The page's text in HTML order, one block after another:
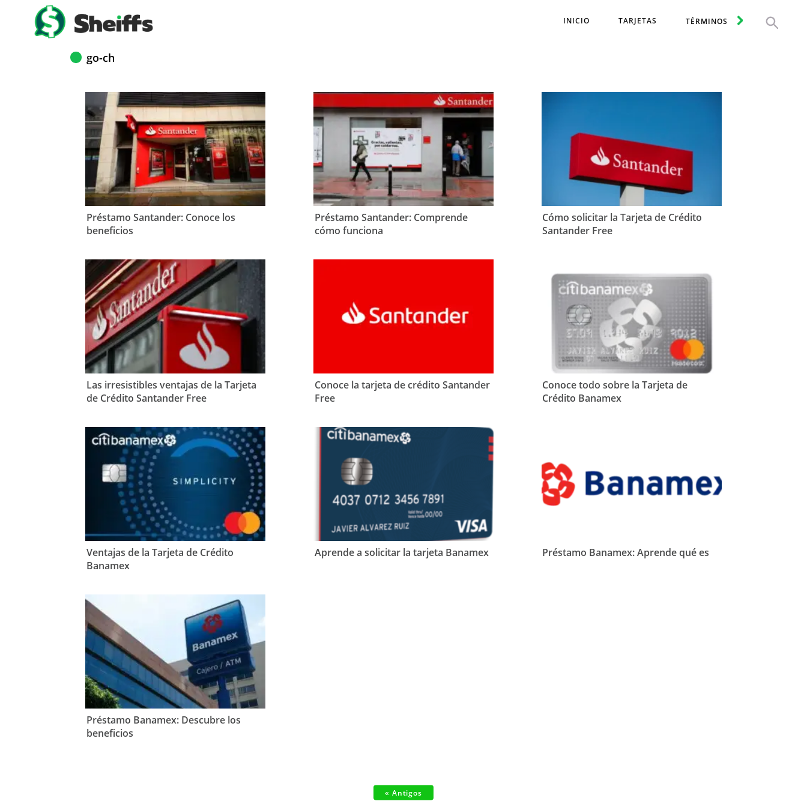
INICIO TARJETAS TÉRMINOS
go-ch
Préstamo Santander: Conoce los
beneficios
Préstamo Santander: Comprende
cómo funciona
Cómo solicitar la Tarjeta de Crédito
Santander Free
Las irresistibles ventajas de la Tarjeta
de Crédito Santander Free
Conoce la tarjeta de crédito Santander
Free
Conoce todo sobre la Tarjeta de
Crédito Banamex
Ventajas de la Tarjeta de Crédito
Banamex
Aprende a solicitar la tarjeta Banamex Préstamo Banamex: Aprende qué es
Préstamo Banamex: Descubre los
beneficios
« Antigos